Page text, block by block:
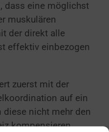
dass eine möglichst
muskulären
der direkt alle
effektiv einbezogen
zuerst mit der
auf ein
diese nicht mehr den
kompensieren